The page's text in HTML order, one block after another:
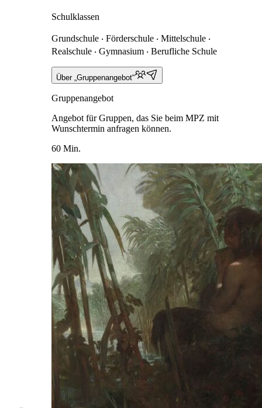
Schulklassen
Grundschule ‧ Förderschule ‧ Mittelschule ‧
Realschule ‧ Gymnasium ‧ Berufliche Schule
Über „Gruppenangebot“
Gruppenangebot
Angebot für Gruppen, das Sie beim MPZ mit
Wunschtermin anfragen können.
60 Min.